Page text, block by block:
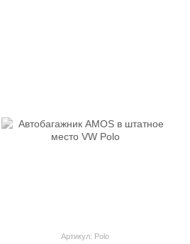
Артикул: Polo